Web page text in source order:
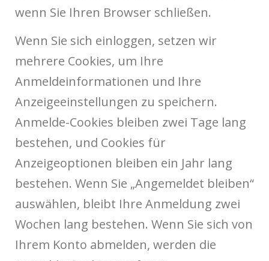
wenn Sie Ihren Browser schließen.
Wenn Sie sich einloggen, setzen wir
mehrere Cookies, um Ihre
Anmeldeinformationen und Ihre
Anzeigeeinstellungen zu speichern.
Anmelde-Cookies bleiben zwei Tage lang
bestehen, und Cookies für
Anzeigeoptionen bleiben ein Jahr lang
bestehen. Wenn Sie „Angemeldet bleiben“
auswählen, bleibt Ihre Anmeldung zwei
Wochen lang bestehen. Wenn Sie sich von
Ihrem Konto abmelden, werden die